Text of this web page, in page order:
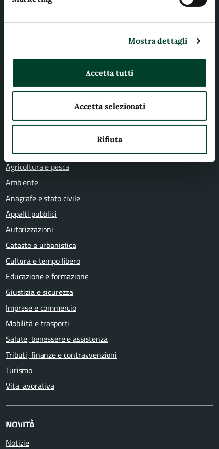
Mostra dettagli
Accetta tutti
Accetta selezionati
Rifiuta
Enti e fondazioni
Personale amministrativo
Agricoltura e pesca
Ambiente
Anagrafe e stato civile
Appalti pubblici
Autorizzazioni
Catasto e urbanistica
Cultura e tempo libero
Educazione e formazione
Giustizia e sicurezza
Imprese e commercio
Mobilità e trasporti
Salute, benessere e assistenza
Tributi, finanze e contravvenzioni
Turismo
Vita lavorativa
NOVITÀ
Notizie